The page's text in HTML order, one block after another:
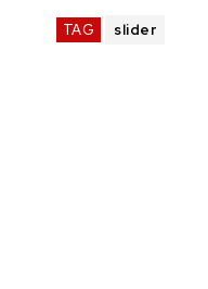
TAG slider